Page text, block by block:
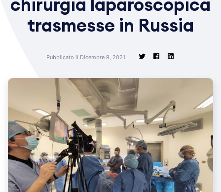
chirurgia laparoscopica
trasmesse in Russia
Pubblicato il Dicembre 9, 2021